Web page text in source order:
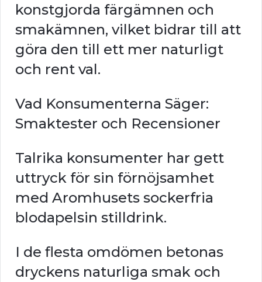
konstgjorda färgämnen och
smakämnen, vilket bidrar till att
göra den till ett mer naturligt
och rent val.
Vad Konsumenterna Säger:
Smaktester och Recensioner
Talrika konsumenter har gett
uttryck för sin förnöjsamhet
med Aromhusets sockerfria
blodapelsin stilldrink.
I de flesta omdömen betonas
dryckens naturliga smak och